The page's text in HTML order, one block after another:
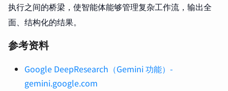
执行之间的桥梁，使智能体能够管理复杂工作流，输出全
面、结构化的结果。
参考资料
Google DeepResearch（Gemini 功能）-
gemini.google.com